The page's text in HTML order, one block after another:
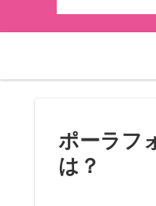
ポーラフ
は？